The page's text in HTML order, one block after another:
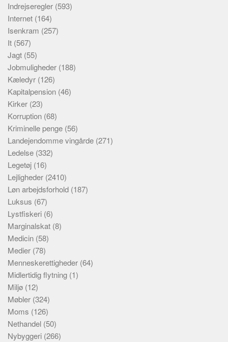
Indrejseregler (593)
Internet (164)
Isenkram (257)
It (567)
Jagt (55)
Jobmuligheder (188)
Kæledyr (126)
Kapitalpension (46)
Kirker (23)
Korruption (68)
Kriminelle penge (56)
Landejendomme vingårde (271)
Ledelse (332)
Legetøj (16)
Lejligheder (2410)
Løn arbejdsforhold (187)
Luksus (67)
Lystfiskeri (6)
Marginalskat (8)
Medicin (58)
Medier (78)
Menneskerettigheder (64)
Midlertidig flytning (1)
Miljø (12)
Møbler (324)
Moms (126)
Nethandel (50)
Nybyggeri (266)